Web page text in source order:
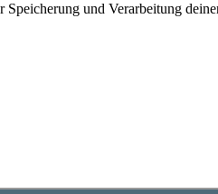
und Verarbeitung